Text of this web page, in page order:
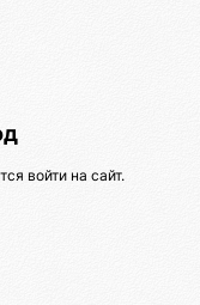
войти на сайт.